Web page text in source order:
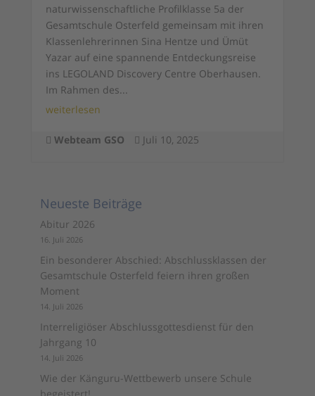
naturwissenschaftliche Profilklasse 5a der
Gesamtschule Osterfeld gemeinsam mit ihren
Klassenlehrerinnen Sina Hentze und Ümüt
Yazar auf eine spannende Entdeckungsreise
ins LEGOLAND Discovery Centre Oberhausen.
Im Rahmen des...
weiterlesen
 Webteam GSO  Juli 10, 2025
Neueste Beiträge
Abitur 2026
16. Juli 2026
Ein besonderer Abschied: Abschlussklassen der
Gesamtschule Osterfeld feiern ihren großen
Moment
14. Juli 2026
Interreligiöser Abschlussgottesdienst für den
Jahrgang 10
14. Juli 2026
Wie der Känguru-Wettbewerb unsere Schule